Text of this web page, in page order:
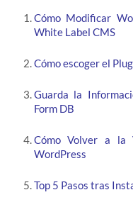
Cómo Modificar
White Label CMS
Cómo escoger el
Guarda la
Form DB
Cómo Volver a la
WordPress
Top 5 Pasos tras